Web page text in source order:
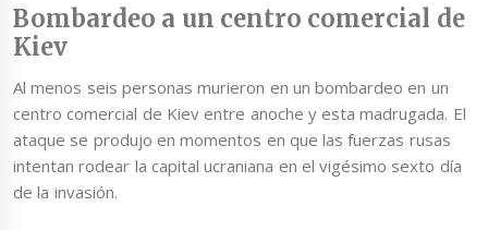
Bombardeo a un centro comercial de
Kiev
Al menos seis personas murieron en un bombardeo en un
centro comercial de Kiev entre anoche y esta madrugada. El
ataque se produjo en momentos en que las fuerzas rusas
intentan rodear la capital ucraniana en el vigésimo sexto día
de la invasión.